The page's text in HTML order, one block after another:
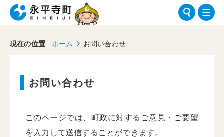
現在の位置 ホーム お問い合わせ
お問い合わせ
このページでは、町政に対するご意見・ご要望
を入力して送信することができます。